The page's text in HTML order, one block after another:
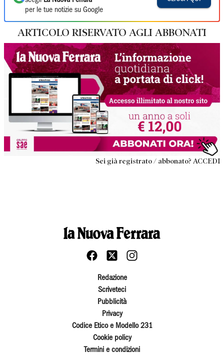
per le tue notizie su Google
ARTICOLO RISERVATO AGLI ABBONATI
Sei già registrato / abbonato? ACCEDI
Redazione
Scriveteci
Pubblicità
Privacy
Codice Etico e Modello 231
Cookie policy
Termini e condizioni